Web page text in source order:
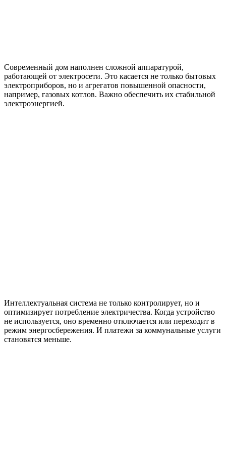
Современный дом наполнен сложной аппаратурой,
работающей от электросети. Это касается не только бытовых
электроприборов, но и агрегатов повышенной опасности,
например, газовых котлов. Важно обеспечить их стабильной
электроэнергией.
Интеллектуальная система не только контролирует, но и
оптимизирует потребление электричества. Когда устройство
не используется, оно временно отключается или переходит в
режим энергосбережения. И платежи за коммунальные услуги
становятся меньше.